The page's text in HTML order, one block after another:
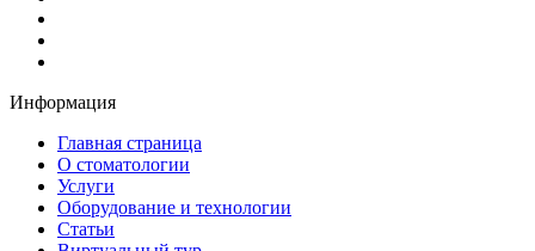
Информация
Главная страница
О стоматологии
Услуги
Оборудование и технологии
Статьи